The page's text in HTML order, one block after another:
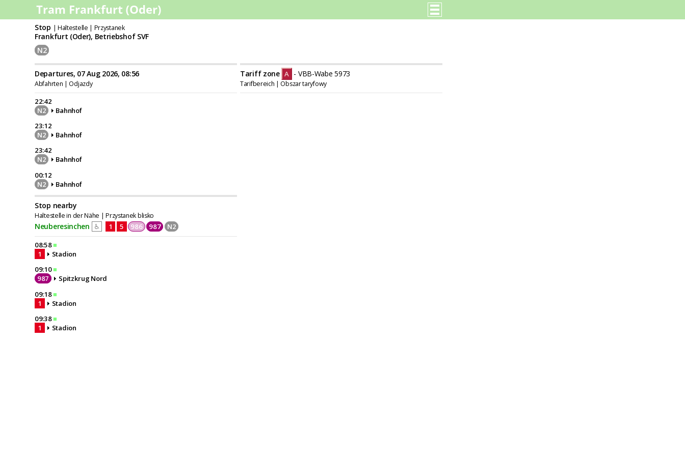
Stop | Haltestelle | Przystanek
Frankfurt (Oder), Betriebshof SVF
N2
Departures, 07 Aug 2026, 08:56
Abfahrten | Odjazdy
22:42
N2
Bahnhof
23:12
N2
Bahnhof
23:42
N2
Bahnhof
00:12
N2
Bahnhof
Stop nearby
Haltestelle in der Nähe | Przystanek blisko
Neuberesinchen ♿ 1 5 986 987 N2
08:58■
1
Stadion
09:10■
987
Spitzkrug Nord
09:18■
1
Stadion
09:38■
1
Stadion
Tariff zone A - VBB-Wabe 5973
Tarifbereich | Obszar taryfowy